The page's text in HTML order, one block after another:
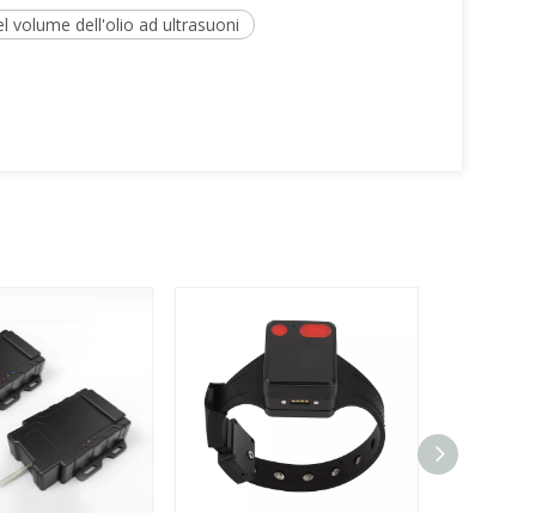
volume dell'olio ad ultrasuoni